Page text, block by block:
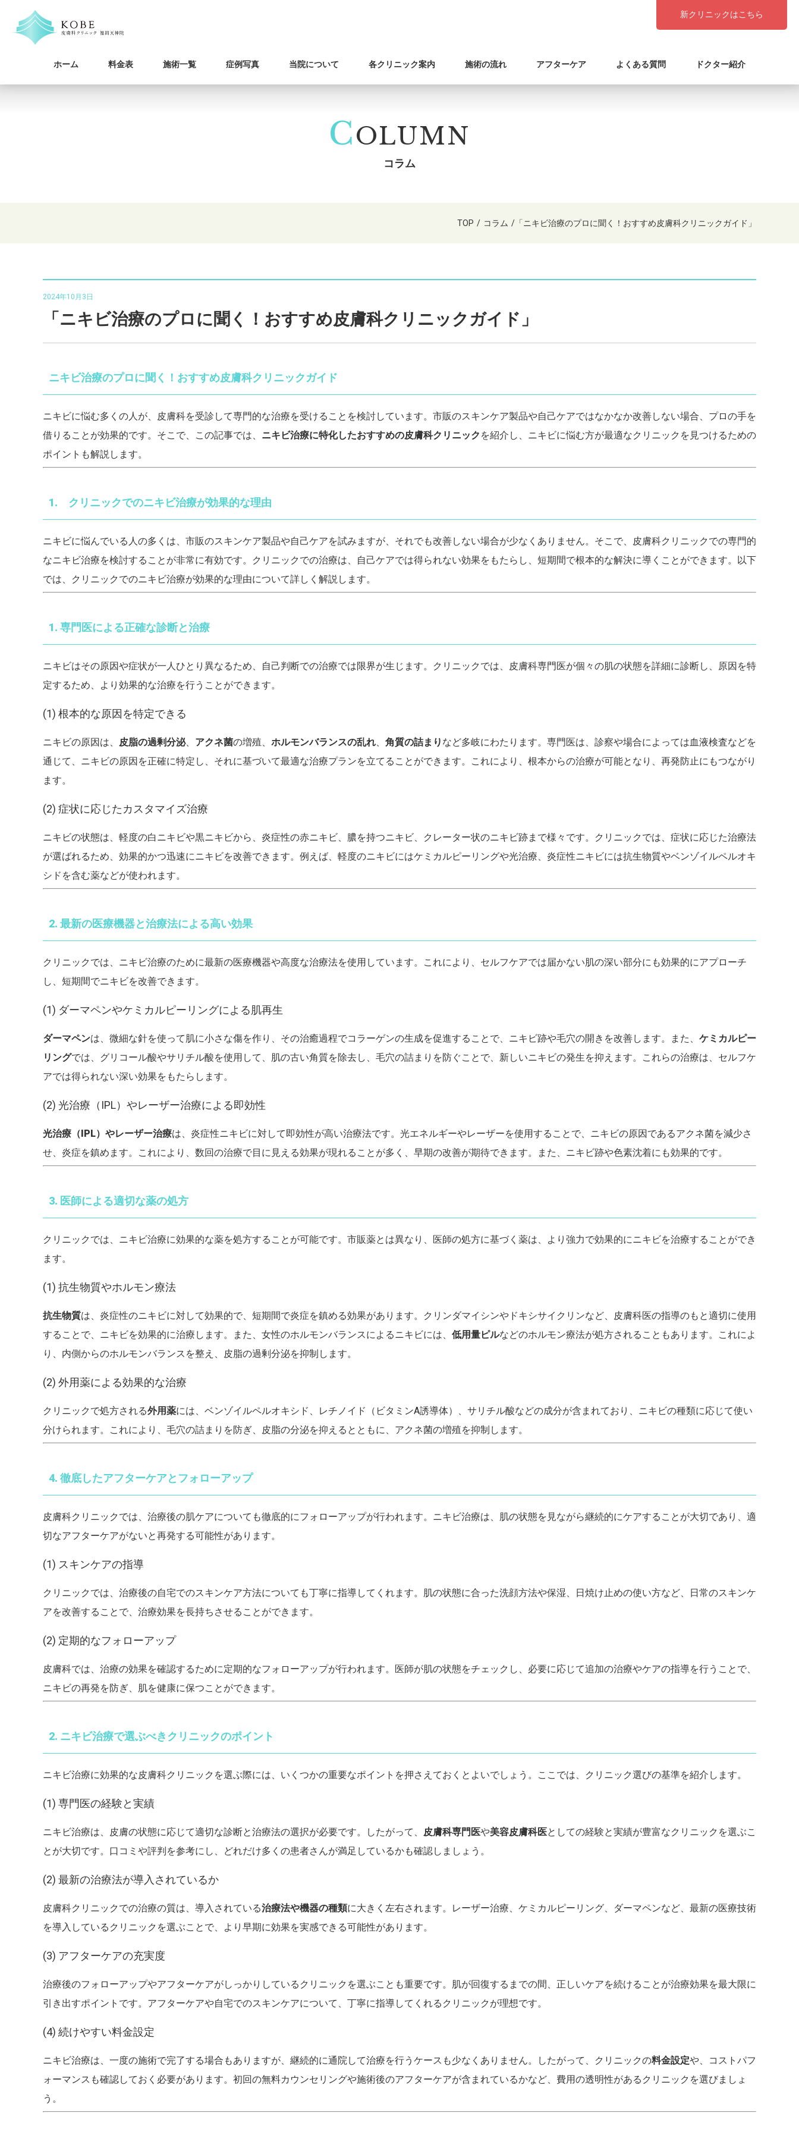
新クリニックはこちら
ホーム 料金表 施術一覧 症例写真 当院について 各クリニック案内 施術の流れ アフターケア よくある質問 ドクター紹介
COLUMN
コラム
TOP / コラム / 「ニキビ治療のプロに聞く！おすすめ皮膚科クリニックガイド」
2024年10月3日
「ニキビ治療のプロに聞く！おすすめ皮膚科クリニックガイド」
ニキビ治療のプロに聞く！おすすめ皮膚科クリニックガイド
ニキビに悩む多くの人が、皮膚科を受診して専門的な治療を受けることを検討しています。市販のスキンケア製品や自己ケアではなかなか改善しない場合、プロの手を
借りることが効果的です。そこで、この記事では、 ニキビ治療に特化したおすすめの皮膚科クリニック を紹介し、ニキビに悩む方が最適なクリニックを見つけるための
ポイントも解説します。
1. クリニックでのニキビ治療が効果的な理由
ニキビに悩んでいる人の多くは、市販のスキンケア製品や自己ケアを試みますが、それでも改善しない場合が少なくありません。そこで、皮膚科クリニックでの専門的
なニキビ治療を検討することが非常に有効です。クリニックでの治療は、自己ケアでは得られない効果をもたらし、短期間で根本的な解決に導くことができます。以下
では、クリニックでのニキビ治療が効果的な理由について詳しく解説します。
1. 専門医による正確な診断と治療
ニキビはその原因や症状が一人ひとり異なるため、自己判断での治療では限界が生じます。クリニックでは、皮膚科専門医が個々の肌の状態を詳細に診断し、原因を特
定するため、より効果的な治療を行うことができます。
(1) 根本的な原因を特定できる
ニキビの原因は、 皮脂の過剰分泌、 アクネ菌の増殖、 ホルモンバランスの乱れ、 角質の詰まり など多岐にわたります。専門医は、診察や場合によっては血液検査などを
通じて、ニキビの原因を正確に特定し、それに基づいて最適な治療プランを立てることができます。これにより、根本からの治療が可能となり、再発防止にもつながり
ます。
(2) 症状に応じたカスタマイズ治療
ニキビの状態は、軽度の白ニキビや黒ニキビから、炎症性の赤ニキビ、膿を持つニキビ、クレーター状のニキビ跡まで様々です。クリニックでは、症状に応じた治療法
が選ばれるため、効果的かつ迅速にニキビを改善できます。例えば、軽度のニキビにはケミカルピーリングや光治療、炎症性ニキビには抗生物質やベンゾイルペルオキ
シドを含む薬などが使われます。
2. 最新の医療機器と治療法による高い効果
クリニックでは、ニキビ治療のために最新の医療機器や高度な治療法を使用しています。これにより、セルフケアでは届かない肌の深い部分にも効果的にアプローチ
し、短期間でニキビを改善できます。
(1) ダーマペンやケミカルピーリングによる肌再生
ダーマペンは、微細な針を使って肌に小さな傷を作り、その治癒過程でコラーゲンの生成を促進することで、ニキビ跡や毛穴の開きを改善します。また、 ケミカルピー
リングでは、グリコール酸やサリチル酸を使用して、肌の古い角質を除去し、毛穴の詰まりを防ぐことで、新しいニキビの発生を抑えます。これらの治療は、セルフケ
アでは得られない深い効果をもたらします。
(2) 光治療（IPL）やレーザー治療による即効性
光治療（IPL）やレーザー治療は、炎症性ニキビに対して即効性が高い治療法です。光エネルギーやレーザーを使用することで、ニキビの原因であるアクネ菌を減少さ
せ、炎症を鎮めます。これにより、数回の治療で目に見える効果が現れることが多く、早期の改善が期待できます。また、ニキビ跡や色素沈着にも効果的です。
3. 医師による適切な薬の処方
クリニックでは、ニキビ治療に効果的な薬を処方することが可能です。市販薬とは異なり、医師の処方に基づく薬は、より強力で効果的にニキビを治療することができ
ます。
(1) 抗生物質やホルモン療法
抗生物質は、炎症性のニキビに対して効果的で、短期間で炎症を鎮める効果があります。クリンダマイシンやドキシサイクリンなど、皮膚科医の指導のもと適切に使用
することで、ニキビを効果的に治療します。また、女性のホルモンバランスによるニキビには、 低用量ピルなどのホルモン療法が処方されることもあります。これによ
り、内側からのホルモンバランスを整え、皮脂の過剰分泌を抑制します。
(2) 外用薬による効果的な治療
クリニックで処方される外用薬には、ベンゾイルペルオキシド、レチノイド（ビタミンA誘導体）、サリチル酸などの成分が含まれており、ニキビの種類に応じて使い
分けられます。これにより、毛穴の詰まりを防ぎ、皮脂の分泌を抑えるとともに、アクネ菌の増殖を抑制します。
4. 徹底したアフターケアとフォローアップ
皮膚科クリニックでは、治療後の肌ケアについても徹底的にフォローアップが行われます。ニキビ治療は、肌の状態を見ながら継続的にケアすることが大切であり、適
切なアフターケアがないと再発する可能性があります。
(1) スキンケアの指導
クリニックでは、治療後の自宅でのスキンケア方法についても丁寧に指導してくれます。肌の状態に合った洗顔方法や保湿、日焼け止めの使い方など、日常のスキンケ
アを改善することで、治療効果を長持ちさせることができます。
(2) 定期的なフォローアップ
皮膚科では、治療の効果を確認するために定期的なフォローアップが行われます。医師が肌の状態をチェックし、必要に応じて追加の治療やケアの指導を行うことで、
ニキビの再発を防ぎ、肌を健康に保つことができます。
2. ニキビ治療で選ぶべきクリニックのポイント
ニキビ治療に効果的な皮膚科クリニックを選ぶ際には、いくつかの重要なポイントを押さえておくとよいでしょう。ここでは、クリニック選びの基準を紹介します。
(1) 専門医の経験と実績
ニキビ治療は、皮膚の状態に応じて適切な診断と治療法の選択が必要です。したがって、 皮膚科専門医や美容皮膚科医としての経験と実績が豊富なクリニックを選ぶこ
とが大切です。口コミや評判を参考にし、どれだけ多くの患者さんが満足しているかも確認しましょう。
(2) 最新の治療法が導入されているか
皮膚科クリニックでの治療の質は、導入されている治療法や機器の種類に大きく左右されます。レーザー治療、ケミカルピーリング、ダーマペンなど、最新の医療技術
を導入しているクリニックを選ぶことで、より早期に効果を実感できる可能性があります。
(3) アフターケアの充実度
治療後のフォローアップやアフターケアがしっかりしているクリニックを選ぶことも重要です。肌が回復するまでの間、正しいケアを続けることが治療効果を最大限に
引き出すポイントです。アフターケアや自宅でのスキンケアについて、丁寧に指導してくれるクリニックが理想です。
(4) 続けやすい料金設定
ニキビ治療は、一度の施術で完了する場合もありますが、継続的に通院して治療を行うケースも少なくありません。したがって、クリニックの料金設定や、コストパフ
ォーマンスも確認しておく必要があります。初回の無料カウンセリングや施術後のアフターケアが含まれているかなど、費用の透明性があるクリニックを選びましょ
う。